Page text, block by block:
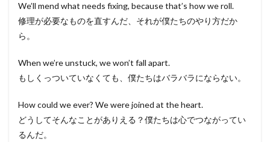
We’ll mend what needs fixing, because that’s how we roll.
修理が必要なものを直すんだ、それが僕たちのやり方だか
ら。
When we’re unstuck, we won’t fall apart.
もしくっついていなくても、僕たちはバラバラにならない。
How could we ever? We were joined at the heart.
どうしてそんなことがありえる？僕たちは心でつながってい
るんだ。